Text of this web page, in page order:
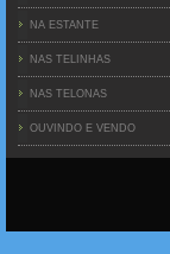
NA ESTANTE
NAS TELINHAS
NAS TELONAS
OUVINDO E VENDO